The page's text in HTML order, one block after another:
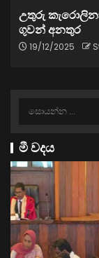
උතුරු
ගුවන් අනතුර
19/12/2025
මී වදය